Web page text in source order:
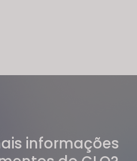
informações